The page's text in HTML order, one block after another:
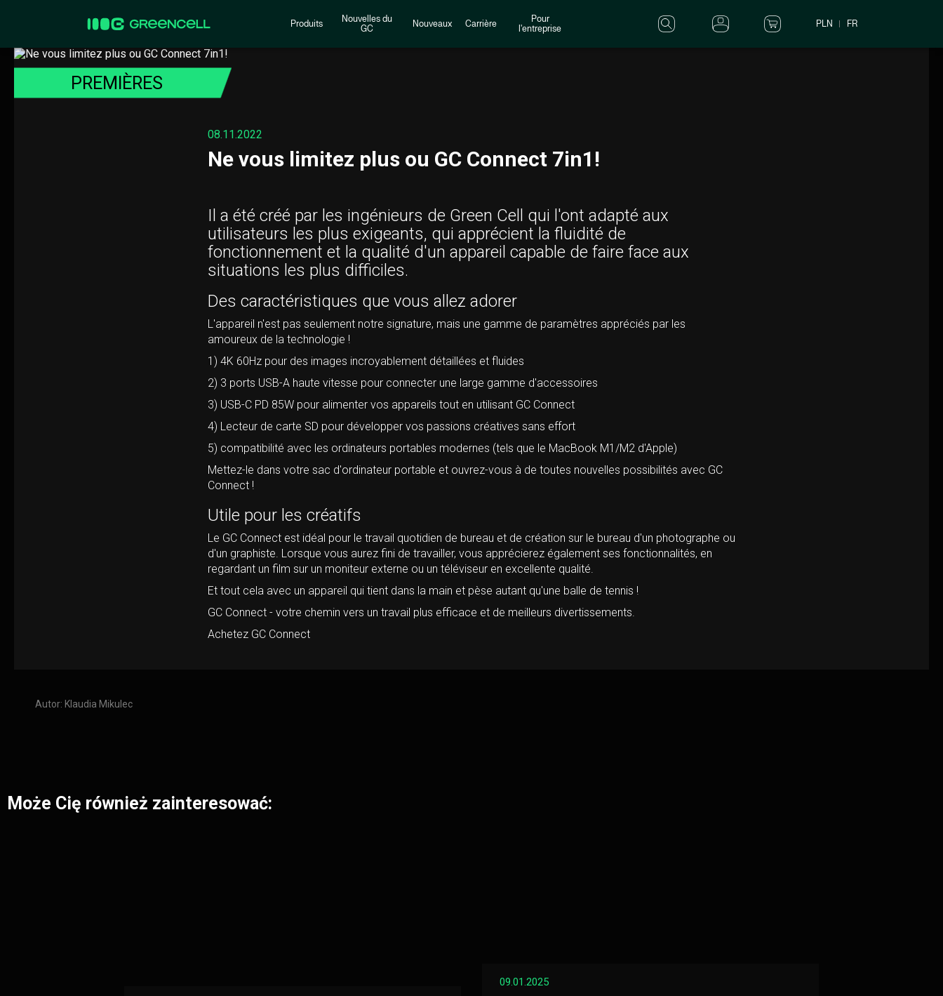
Produits
Nouvelles du
GC
Nouveaux Carrière
Pour
l'entreprise
PLN FR
PREMIÈRES
08.11.2022
Ne vous limitez plus ou GC Connect 7in1!
Il a été créé par les ingénieurs de Green Cell qui l'ont adapté aux
utilisateurs les plus exigeants, qui apprécient la fluidité de
fonctionnement et la qualité d'un appareil capable de faire face aux
situations les plus difficiles.
Des caractéristiques que vous allez adorer
L'appareil n'est pas seulement notre signature, mais une gamme de paramètres appréciés par les
amoureux de la technologie !
1) 4K 60Hz pour des images incroyablement détaillées et fluides
2) 3 ports USB-A haute vitesse pour connecter une large gamme d'accessoires
3) USB-C PD 85W pour alimenter vos appareils tout en utilisant GC Connect
4) Lecteur de carte SD pour développer vos passions créatives sans effort
5) compatibilité avec les ordinateurs portables modernes (tels que le MacBook M1/M2 d'Apple)
Mettez-le dans votre sac d'ordinateur portable et ouvrez-vous à de toutes nouvelles possibilités avec GC
Connect !
Utile pour les créatifs
Le GC Connect est idéal pour le travail quotidien de bureau et de création sur le bureau d'un photographe ou
d'un graphiste. Lorsque vous aurez fini de travailler, vous apprécierez également ses fonctionnalités, en
regardant un film sur un moniteur externe ou un téléviseur en excellente qualité.
Et tout cela avec un appareil qui tient dans la main et pèse autant qu'une balle de tennis !
GC Connect - votre chemin vers un travail plus efficace et de meilleurs divertissements.
AchetezGC Connect
Autor: Klaudia Mikulec
Może Cię również zainteresować:
09.01.2025